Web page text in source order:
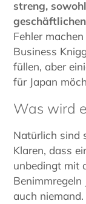
streng,
Fehler
Business
füllen, aber
für Japan
Was wird
Natürlich sind
Klaren, dass
unbedingt mit
auch niemand.